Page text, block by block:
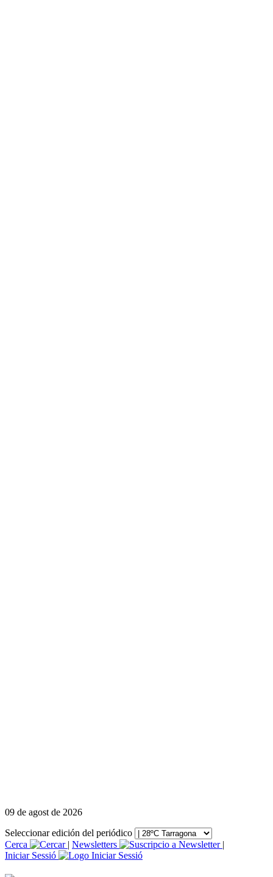
09 de agost de 2026
Seleccionar edición del periódico
Cerca
| Newsletters
|
Iniciar Sessió